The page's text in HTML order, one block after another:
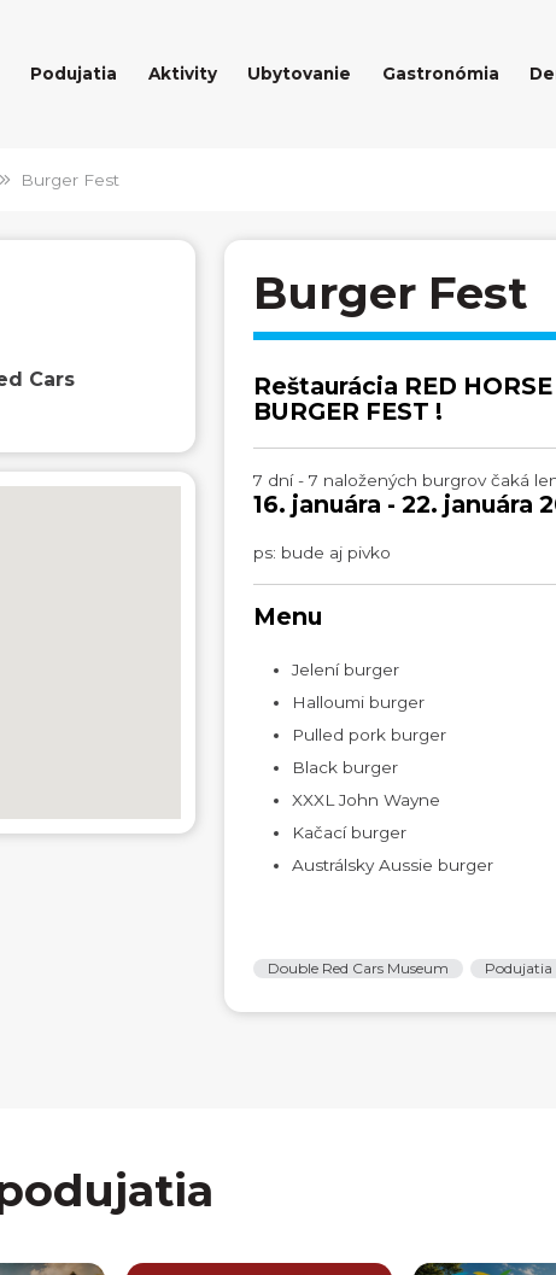
Podujatia Aktivity Ubytovanie Gastronómia
Burger Fest
Cars
Burger Fest
Reštaurácia RED
BURGER FEST !
7 dní - 7 naložených burgrov čaká
16. januára - 22. januára
ps: bude aj pivko
Menu
Jelení burger
Halloumi burger
Pulled pork burger
Black burger
XXXL John Wayne
Kačací burger
Austrálsky Aussie burger
Double Red Cars Museum Podujatia